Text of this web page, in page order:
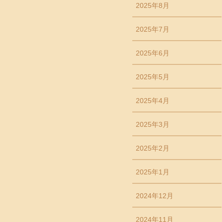
2025年8月
2025年7月
2025年6月
2025年5月
2025年4月
2025年3月
2025年2月
2025年1月
2024年12月
2024年11月